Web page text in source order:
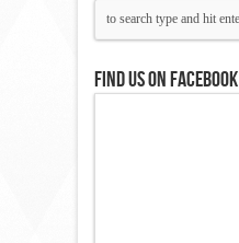
Find us on Facebook